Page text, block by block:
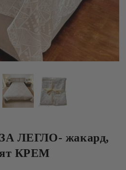
ЛЕГЛО- жакард,
КРЕМ